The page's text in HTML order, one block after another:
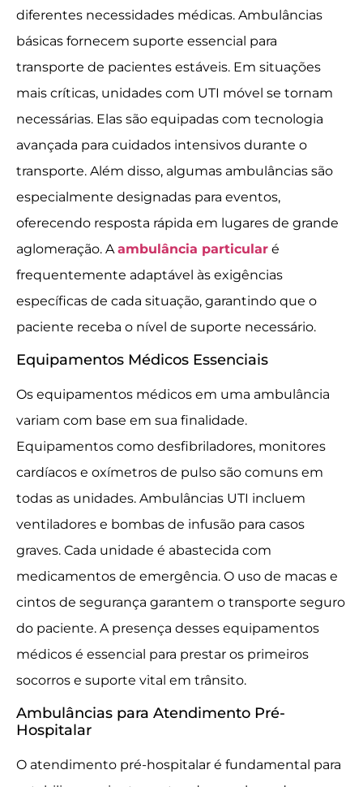
diferentes necessidades médicas. Ambulâncias
básicas fornecem suporte essencial para
transporte de pacientes estáveis. Em situações
mais críticas, unidades com UTI móvel se tornam
necessárias. Elas são equipadas com tecnologia
avançada para cuidados intensivos durante o
transporte. Além disso, algumas ambulâncias são
especialmente designadas para eventos,
oferecendo resposta rápida em lugares de grande
aglomeração. A ambulância particular é
frequentemente adaptável às exigências
específicas de cada situação, garantindo que o
paciente receba o nível de suporte necessário.
Equipamentos Médicos Essenciais
Os equipamentos médicos em uma ambulância
variam com base em sua finalidade.
Equipamentos como desfibriladores, monitores
cardíacos e oxímetros de pulso são comuns em
todas as unidades. Ambulâncias UTI incluem
ventiladores e bombas de infusão para casos
graves. Cada unidade é abastecida com
medicamentos de emergência. O uso de macas e
cintos de segurança garantem o transporte seguro
do paciente. A presença desses equipamentos
médicos é essencial para prestar os primeiros
socorros e suporte vital em trânsito.
Ambulâncias para Atendimento Pré-
Hospitalar
O atendimento pré-hospitalar é fundamental para